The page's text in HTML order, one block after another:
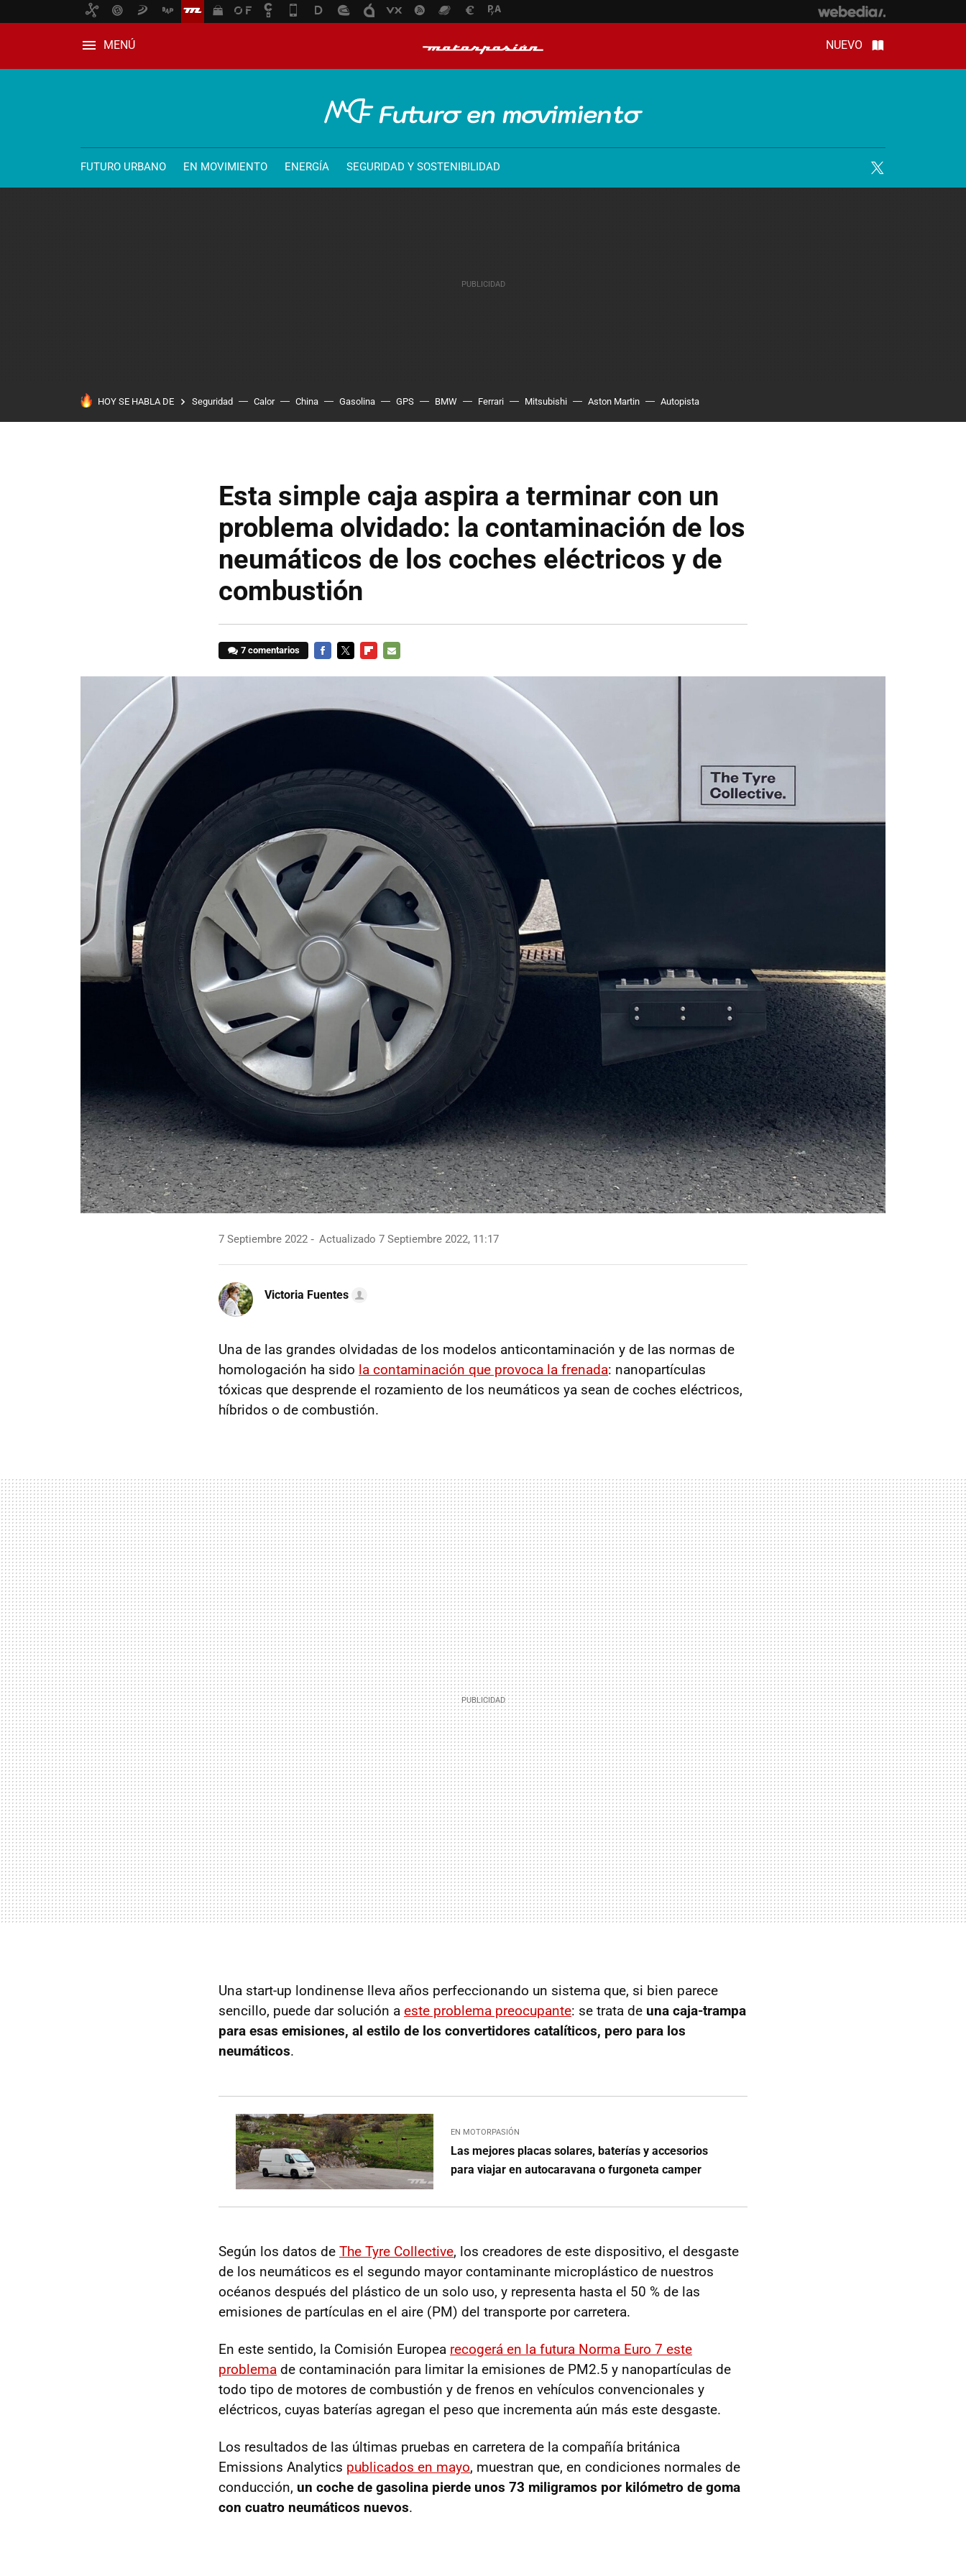
MENÚ NUEVO
FUTURO URBANO EN MOVIMIENTO ENERGÍA SEGURIDAD Y SOSTENIBILIDAD
HOY SE HABLA DE Seguridad Calor China Gasolina GPS BMW Ferrari Mitsubishi Aston Martin Autopista
Esta simple caja aspira a terminar con un
problema olvidado: la contaminación de los
neumáticos de los coches eléctricos y de
combustión
7 comentarios
7 Septiembre 2022 Actualizado 7 Septiembre 2022, 11:17
Victoria Fuentes
Una de las grandes olvidadas de los modelos anticontaminación y de las normas de
homologación ha sido la contaminación que provoca la frenada: nanopartículas
tóxicas que desprende el rozamiento de los neumáticos ya sean de coches eléctricos,
híbridos o de combustión.
Una start-up londinense lleva años perfeccionando un sistema que, si bien parece
sencillo, puede dar solución a este problema preocupante: se trata de una caja-trampa
para esas emisiones, al estilo de los convertidores catalíticos, pero para los
neumáticos.
EN MOTORPASIÓN
Las mejores placas solares, baterías y accesorios
para viajar en autocaravana o furgoneta camper
Según los datos de The Tyre Collective, los creadores de este dispositivo, el desgaste
de los neumáticos es el segundo mayor contaminante microplástico de nuestros
océanos después del plástico de un solo uso, y representa hasta el 50 % de las
emisiones de partículas en el aire (PM) del transporte por carretera.
En este sentido, la Comisión Europea recogerá en la futura Norma Euro 7 este
problema de contaminación para limitar la emisiones de PM2.5 y nanopartículas de
todo tipo de motores de combustión y de frenos en vehículos convencionales y
eléctricos, cuyas baterías agregan el peso que incrementa aún más este desgaste.
Los resultados de las últimas pruebas en carretera de la compañía británica
Emissions Analytics publicados en mayo, muestran que, en condiciones normales de
conducción, un coche de gasolina pierde unos 73 miligramos por kilómetro de goma
con cuatro neumáticos nuevos.